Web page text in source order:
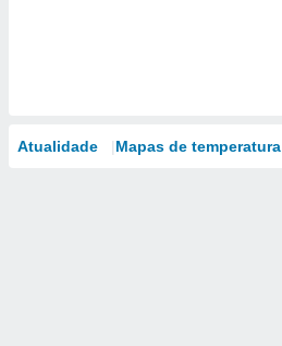
Atualidade Mapas de temperatura